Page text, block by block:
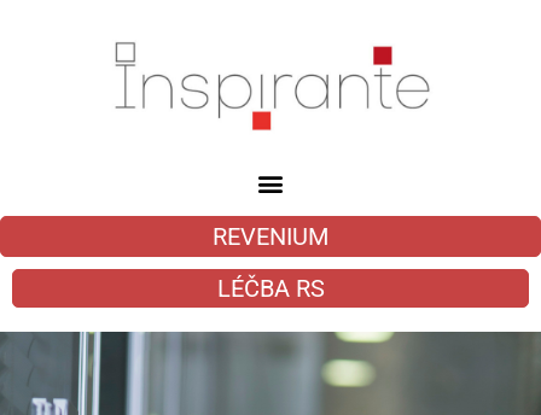
REVENIUM
LÉČBA RS